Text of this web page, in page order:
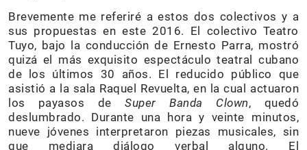
Brevemente me referiré a estos dos colectivos y a
sus propuestas en este 2016. El colectivo Teatro
Tuyo, bajo la conducción de Ernesto Parra, mostró
quizá el más exquisito espectáculo teatral cubano
de los últimos 30 años. El reducido público que
asistió a la sala Raquel Revuelta, en la cual actuaron
los payasos deSuper Banda Clown, quedó
deslumbrado. Durante una hora y veinte minutos,
nueve jóvenes interpretaron piezas musicales, sin
que mediara diálogo verbal alguno. El